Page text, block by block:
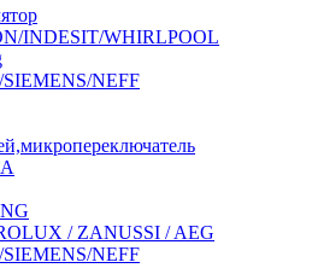
INDESIT/WHIRLPOOL
NEFF
/ ZANUSSI / AEG
NEFF